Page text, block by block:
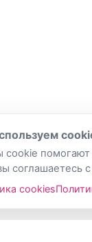
cookie помогают
соглашаетесь
cookies